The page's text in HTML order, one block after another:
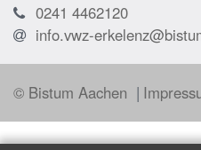
0241 4462120
info.vwz-
© Bistum Aachen